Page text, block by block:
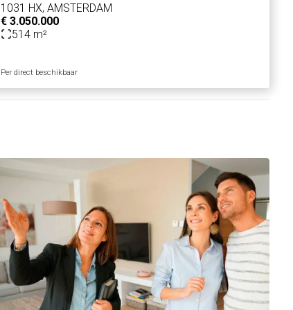
1031 HX, AMSTERDAM
€ 3.050.000
514 m²
Per direct beschikbaar